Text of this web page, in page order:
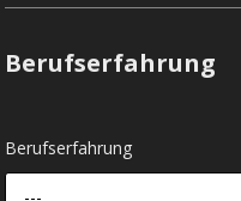
Berufserfahrung
Berufserfahrung